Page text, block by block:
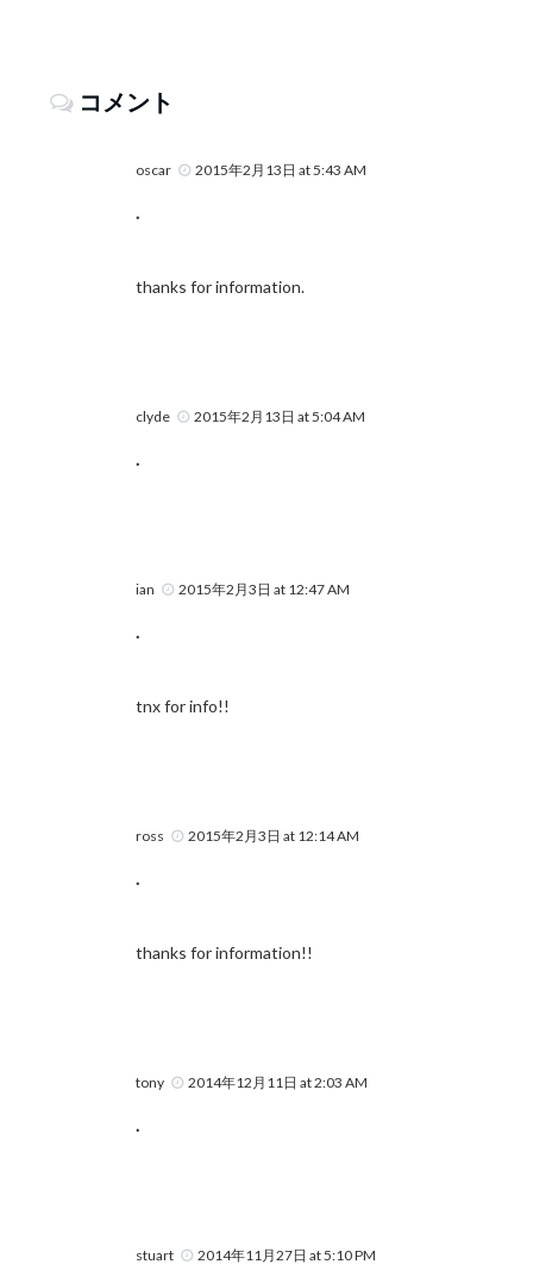
コメント
oscar 2015年2月13日 at 5:43 AM
.
thanks for information.
clyde 2015年2月13日 at 5:04 AM
.
ian 2015年2月3日 at 12:47 AM
.
tnx for info!!
ross 2015年2月3日 at 12:14 AM
.
thanks for information!!
tony 2014年12月11日 at 2:03 AM
.
stuart 2014年11月27日 at 5:10 PM